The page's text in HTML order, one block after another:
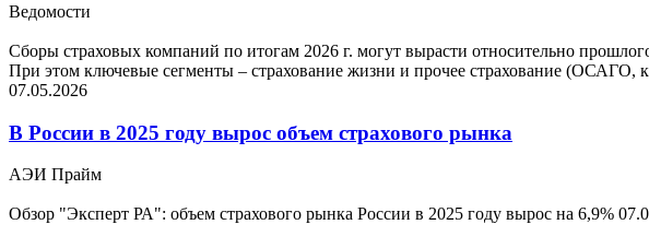
Ведомости
Сборы страховых компаний по итогам 2026 г. могут вырасти относительно
При этом ключевые сегменты – страхование жизни и прочее страхование
07.05.2026
В России в 2025 году вырос объем страхового рынка
АЭИ Прайм
Обзор "Эксперт РА": объем страхового рынка России в 2025 году вырос на 6,9%